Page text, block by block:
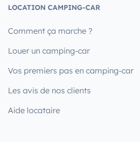
LOCATION CAMPING-CAR
Comment ça marche ?
Louer un camping-car
Vos premiers pas en camping-car
Les avis de nos clients
Aide locataire